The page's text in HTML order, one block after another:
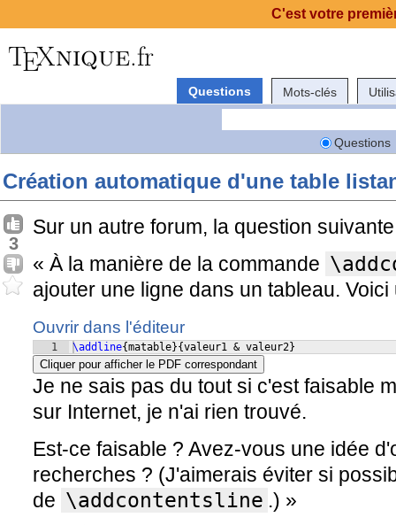
Questions Mots-clés
Questions
Création automatique d'une table
3
Sur un autre forum, la question
« À la manière de la commande
ajouter une ligne dans un tableau.
Ouvrir dans l'éditeur
1 \addline{matable}{valeur1 & valeur2}
Cliquer pour afficher le PDF correspondant
Je ne sais pas du tout si c'est faisable
sur Internet, je n'ai rien trouvé.
Est-ce faisable ? Avez-vous une idée
recherches ? (J'aimerais éviter si
de \addcontentsline .) »
C'est votre